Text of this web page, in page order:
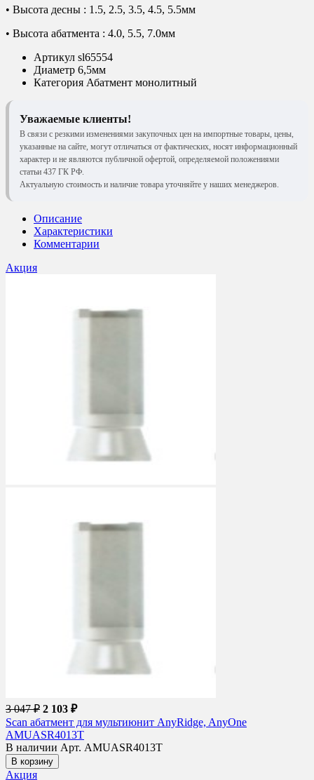
• Высота десны : 1.5, 2.5, 3.5, 4.5, 5.5мм
• Высота абатмента : 4.0, 5.5, 7.0мм
Артикул sl65554
Диаметр 6,5мм
Категория Абатмент монолитный
Уважаемые клиенты!
В связи с резкими изменениями закупочных цен на импортные товары, цены,
указанные на сайте, могут отличаться от фактических, носят информационный
характер и не являются публичной офертой, определяемой положениями
статьи 437 ГК РФ.
Актуальную стоимость и наличие товара уточняйте у наших менеджеров.
Описание
Характеристики
Комментарии
Акция
3 047 ₽ 2 103 ₽
Scan абатмент для мультиюнит AnyRidge, AnyOne
AMUASR4013T
В наличии Арт. AMUASR4013T
В корзину
Акция